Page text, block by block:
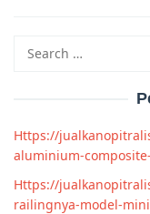
for:
Https://
aluminium-
Https://
railingnya-model-